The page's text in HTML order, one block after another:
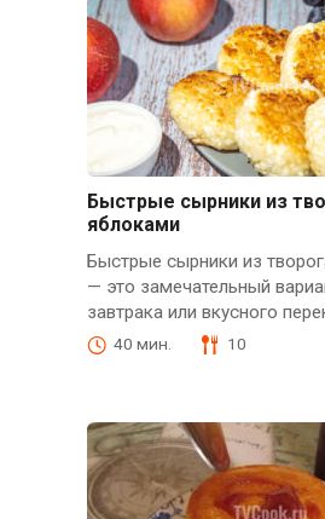
Быстрые сырники из
яблоками
Быстрые сырники из
— это замечательный
завтрака или вкусного
40 мин. 10